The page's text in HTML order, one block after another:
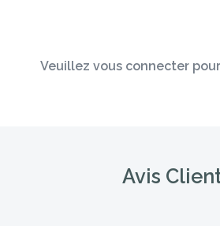
Veuillez vous connecter
Avis